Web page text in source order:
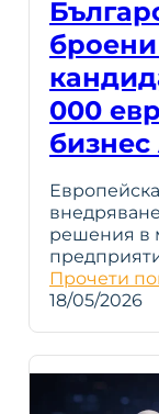
000
бизнес
решения в
Прочети
18/05/2026